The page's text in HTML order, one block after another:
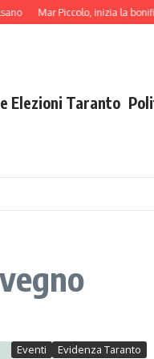
Mar Piccolo, inizia la
Elezioni Taranto
Eventi Evidenza Taranto